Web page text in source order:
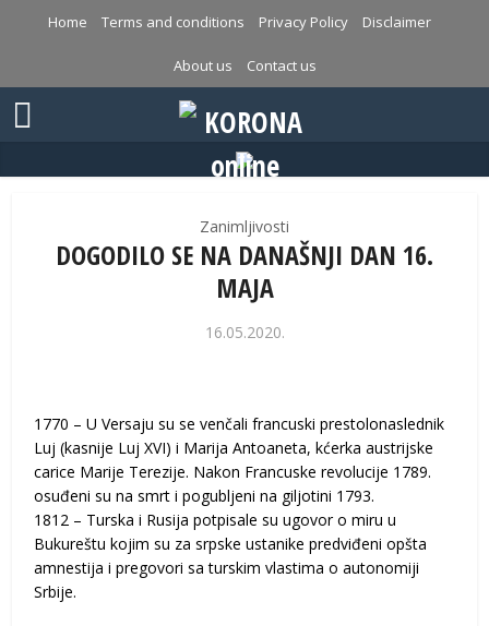
Home Terms and conditions Privacy Policy Disclaimer
About us Contact us
Zanimljivosti
DOGODILO SE NA DANAŠNJI DAN 16.
MAJA
16.05.2020.
1770 – U Versaju su se venčali francuski prestolonaslednik
Luj (kasnije Luj XVI) i Marija Antoaneta, kćerka austrijske
carice Marije Terezije. Nakon Francuske revolucije 1789.
osuđeni su na smrt i pogubljeni na giljotini 1793.
1812 – Turska i Rusija potpisale su ugovor o miru u
Bukureštu kojim su za srpske ustanike predviđeni opšta
amnestija i pregovori sa turskim vlastima o autonomiji
Srbije.